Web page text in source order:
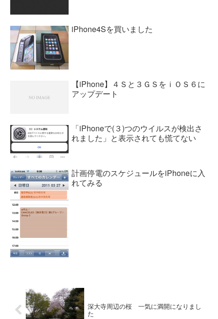
iPhone4Sを買いました
【iPhone】４Ｓと３ＧＳをｉＯＳ６に
アップデート
「iPhoneで(３)つのウイルスが検出さ
れました」と表示されても慌てない
計画停電のスケジュールをiPhoneに入
れてみる
深大寺周辺の桜 一気に満開になりまし
た